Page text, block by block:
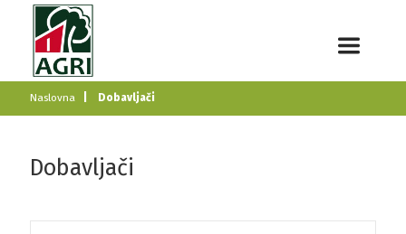
Naslovna Dobavljači
Dobavljači